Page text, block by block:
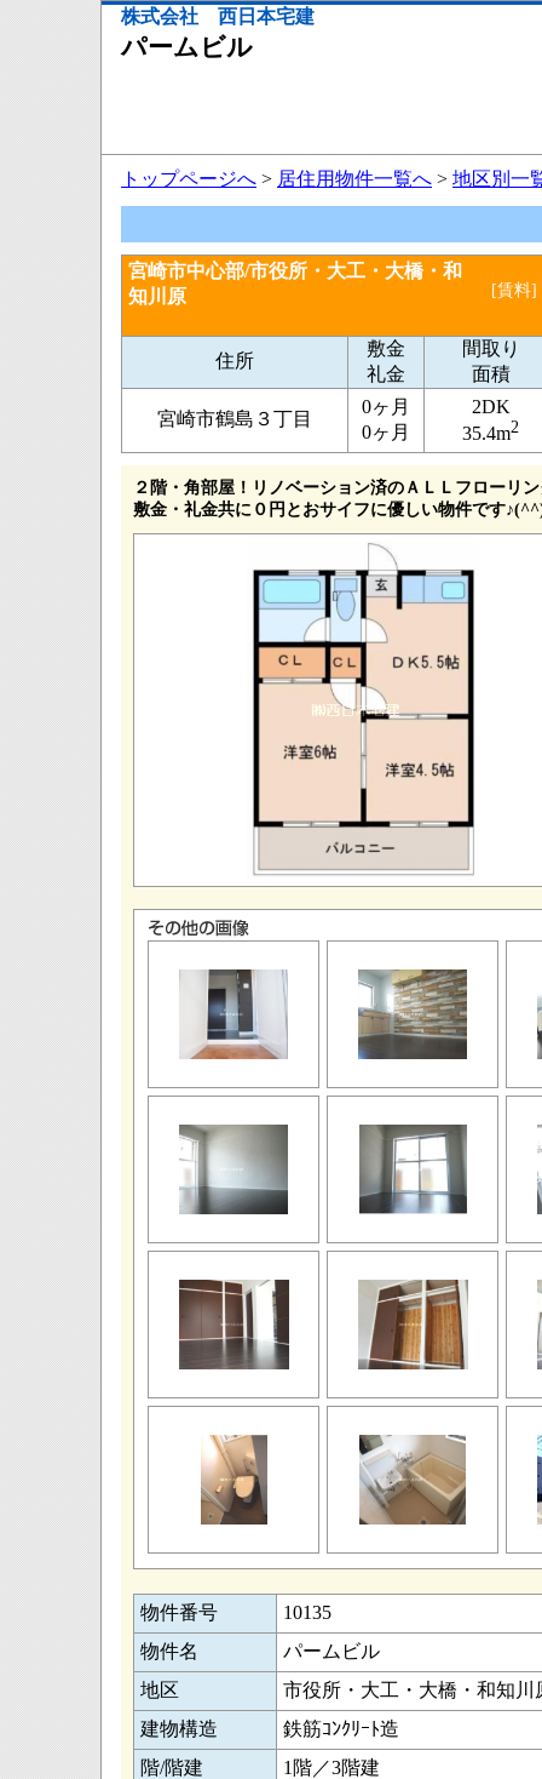
株式会社 西日本宅建
パームビル
トップページへ > 居住用物件一覧へ > 地区別一
宮崎市中心部/市役所・大工・大橋・和
知川原
[賃料]
住所
敷金
礼金
間取り
面積
宮崎市鶴島３丁目
0ヶ月
0ヶ月
2DK
35.4m2
２階・角部屋！リノベーション済のＡＬＬフローリ
敷金・礼金共に０円とおサイフに優しい物件です
物件番号
10135
物件名
パームビル
地区
市役所・大工・大橋・和知川
建物構造
鉄筋ｺﾝｸﾘｰﾄ造
階/階建
1階／3階建